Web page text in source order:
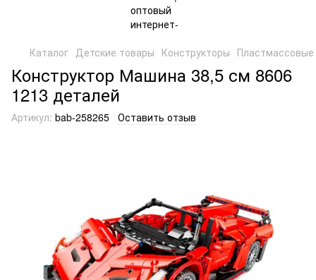
Каталог Детские товары Конструкторы
Конструктор Машина 38,5 см 8606
1213 деталей
Артикул: bab-258265 Оставить отзыв